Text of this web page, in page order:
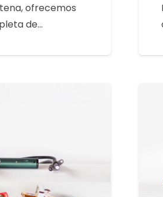
ofrecemos
de…